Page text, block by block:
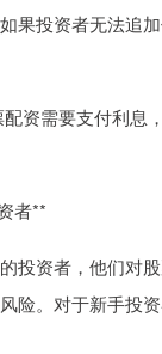
果投资者无法追
资需要支付利息
者**
投资者，他们对
险。对于新手投